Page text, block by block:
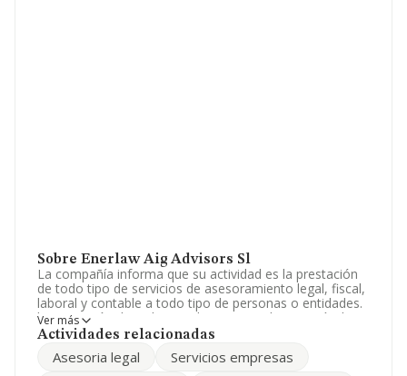
Sobre Enerlaw Aig Advisors Sl
La compañía informa que su actividad es la prestación
de todo tipo de servicios de asesoramiento legal, fiscal,
laboral y contable a todo tipo de personas o entidades.
la prestación de todo tipo de servicios de asesoría de
empresas, en general. si las disposic. La empresa está
es 'Actividades jurídicas' con código 6910. La empresa
Ver más
Actividades relacionadas
Asesoria legal
Servicios empresas